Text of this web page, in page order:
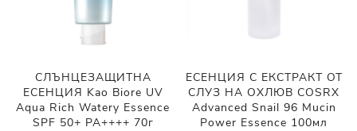
СЛЪНЦЕЗАЩИТНА
ЕСЕНЦИЯ Kao Biore UV
Aqua Rich Watery Essence
SPF 50+ PA++++ 70г
ЕСЕНЦИЯ С ЕКСТРАКТ ОТ
СЛУЗ НА ОХЛЮВ COSRX
Advanced Snail 96 Mucin
Power Essence 100мл